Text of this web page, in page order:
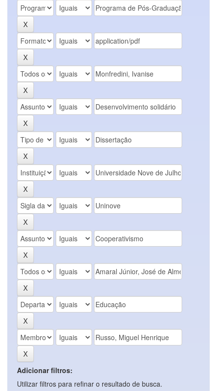
Adicionar filtros:
Utilizar filtros para refinar o resultado de busca.